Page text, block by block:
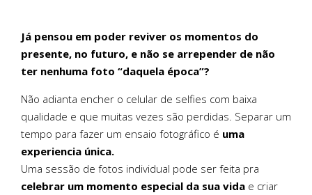
Já pensou em poder reviver os momentos do
presente, no futuro, e não se arrepender de não
ter nenhuma foto “daquela época”?
Não adianta encher o celular de selfies com baixa
qualidade e que muitas vezes são perdidas. Separar um
tempo para fazer um ensaio fotográfico é uma
experiencia única.
Uma sessão de fotos individual pode ser feita pra
celebrar um momento especial da sua vida e criar